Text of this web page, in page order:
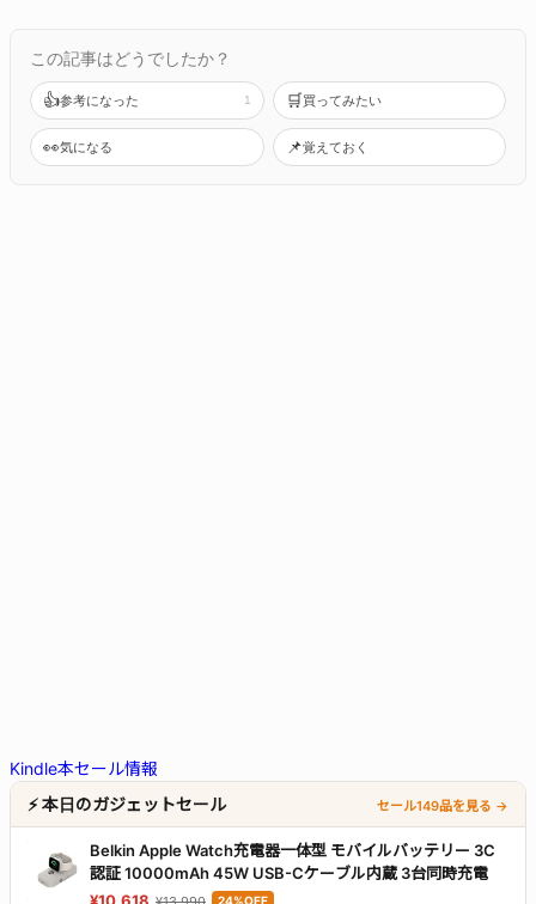
この記事はどうでしたか？
👍参考になった 1 🛒買ってみたい
👀気になる 📌覚えておく
Kindle本セール情報
⚡ 本日のガジェットセール
セール149品を見る →
Belkin Apple Watch充電器一体型 モバイルバッテリー 3C
認証 10000mAh 45W USB-Cケーブル内蔵 3台同時充電
¥10,618
24%OFF